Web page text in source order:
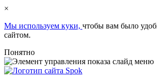
×
Мы используем куки, чтобы вам было
сайтом.
Понятно